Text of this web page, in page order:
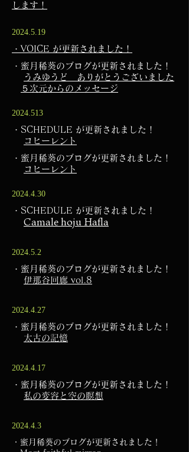
します！
2024.5.19
・VOICE が更新されました！
・蜜月稀葵のブログが更新されました！
うみゆうど ありがとうございました
５次元からのメッセージ
2024.513
・SCHEDULE が更新されました！
コヒーレント
・蜜月稀葵のブログが更新されました！
コヒーレント
2024.4.30
・SCHEDULE が更新されました！
Camale hoju Hafla
2024.5.2
・蜜月稀葵のブログが更新されました！
伊那谷回廊 vol.8
2024.4.27
・蜜月稀葵のブログが更新されました！
太古の記憶
2024.4.17
・蜜月稀葵のブログが更新されました！
私の変容と空の瞑想
2024.4.3
・蜜月稀葵のブログが更新されました！